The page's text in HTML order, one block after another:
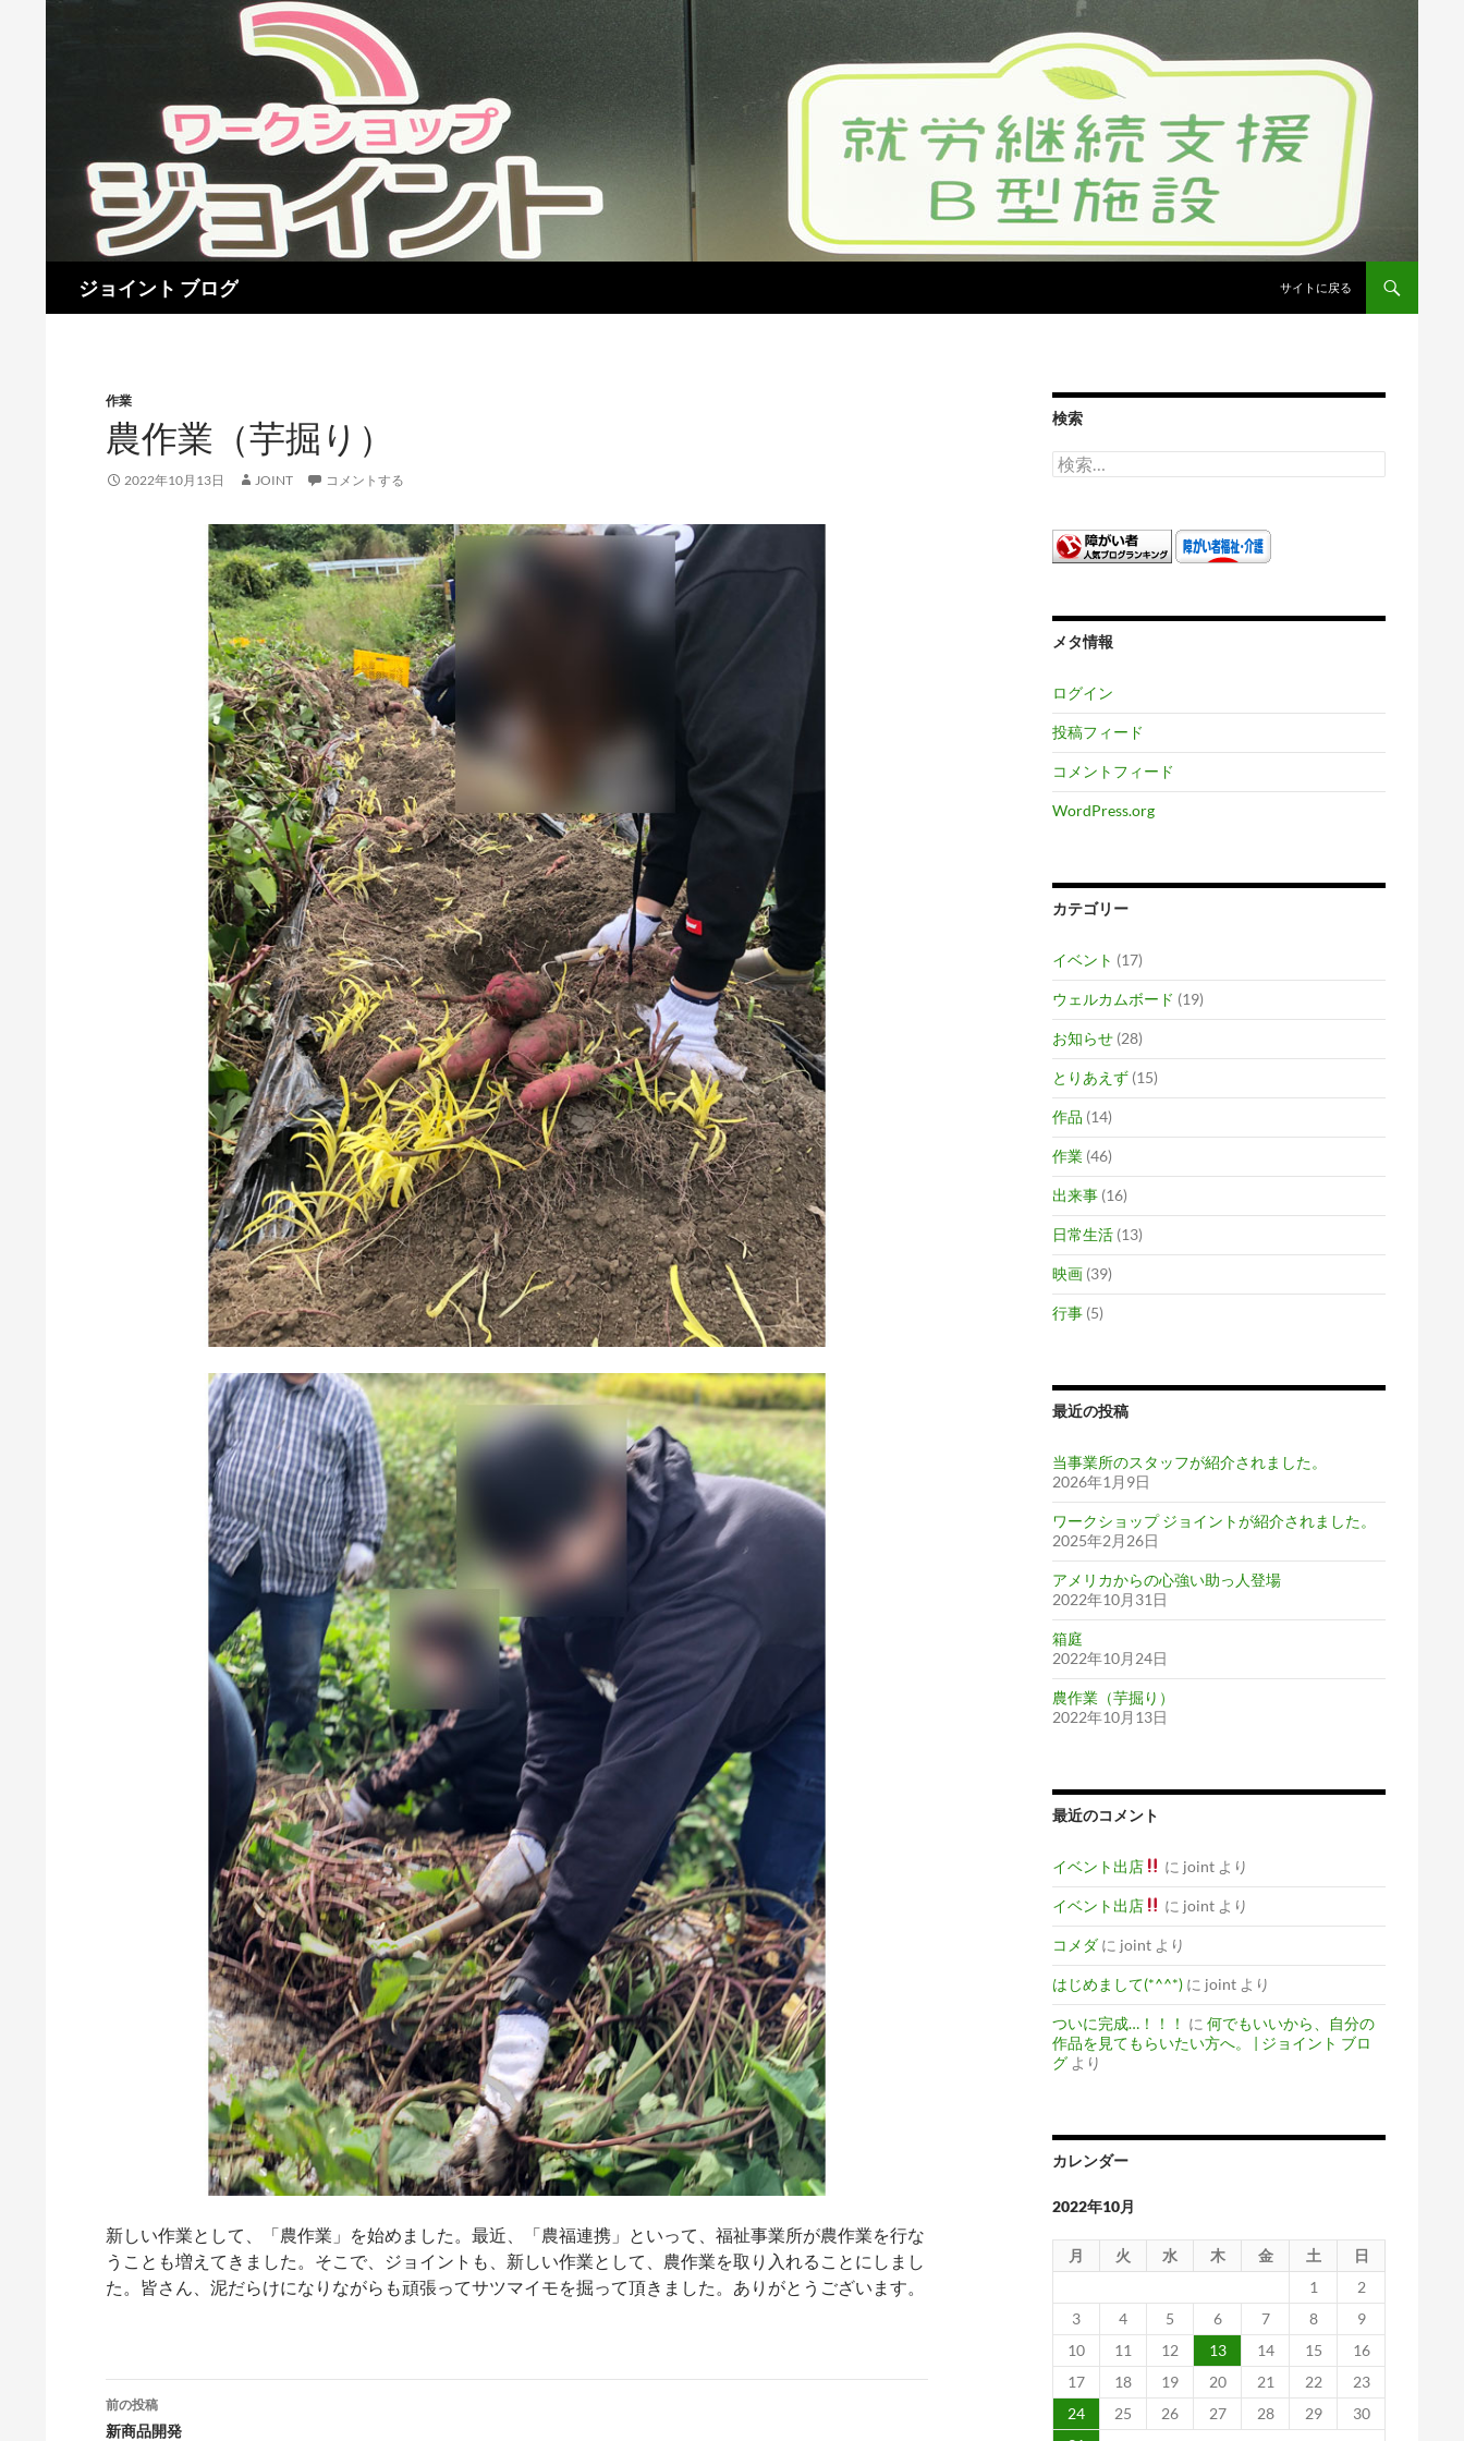
ジョイント ブログ
サイトに戻る
作業
農作業（芋掘り）
2022年10月13日 JOINT コメントする
新しい作業として、「農作業」を始めました。最近、「農福連携」といって、福祉事業所が農作業を行な
うことも増えてきました。そこで、ジョイントも、新しい作業として、農作業を取り入れることにしまし
た。皆さん、泥だらけになりながらも頑張ってサツマイモを掘って頂きました。ありがとうございます。
投
前の投稿
新商品開発
検索
検
索:
メタ情報
ログイン
投稿フィード
コメントフィード
WordPress.org
カテゴリー
イベント (17)
ウェルカムボード (19)
お知らせ (28)
とりあえず (15)
作品 (14)
作業 (46)
出来事 (16)
日常生活 (13)
映画 (39)
行事 (5)
最近の投稿
当事業所のスタッフが紹介されました。
2026年1月9日
ワークショップ ジョイントが紹介されました。
2025年2月26日
アメリカからの心強い助っ人登場
2022年10月31日
箱庭
2022年10月24日
農作業（芋掘り）
2022年10月13日
最近のコメント
イベント出店 に jointより
イベント出店 に jointより
コメダ に joint より
はじめまして(*^^*) に joint より
ついに完成…！！！ に 何でもいいから、自分の
作品を見てもらいたい方へ。 | ジョイント ブロ
グ より
カレンダー
2022年10月
月 火 水 木 金 土
日
1
2
3
4 5 6 7 8
9
10
11 12 13 14 15
16
17
18 19 20 21 22
23
24
25 26 27 28 29
30